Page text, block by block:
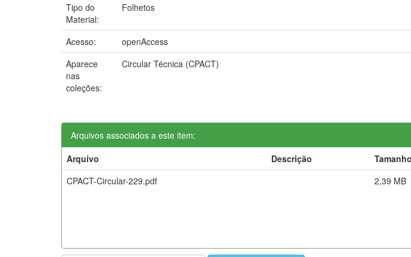
Tipo do
Material:
Folhetos
Acesso:
openAccess
Aparece
nas
coleções:
Circular Técnica (CPACT)
Arquivos associados a este item:
Arquivo
Descrição Tamanho
CPACT-Circular-229.pdf
2,39 MB